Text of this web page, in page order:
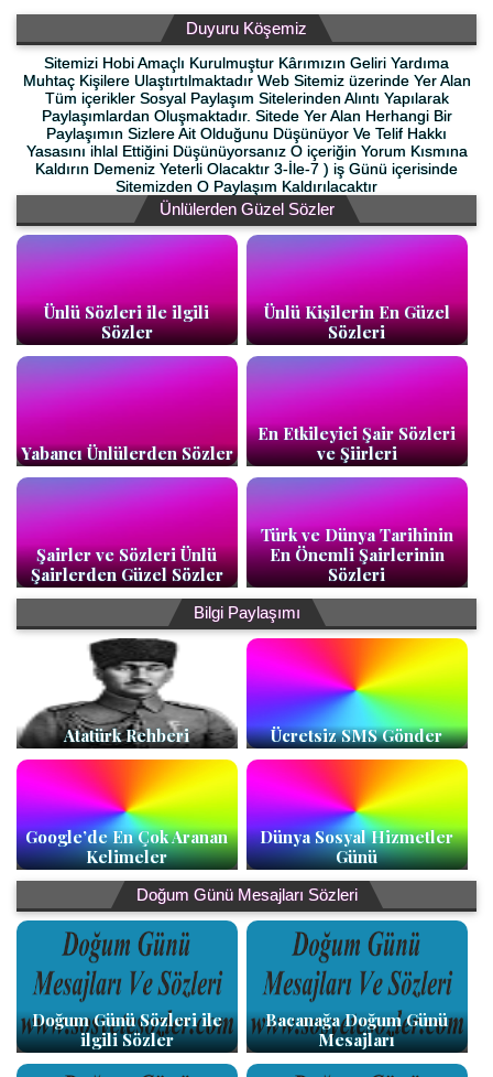
Duyuru Köşemiz
Sitemizi Hobi Amaçlı Kurulmuştur Kârımızın Geliri Yardıma
Muhtaç Kişilere Ulaştırtılmaktadır Web Sitemiz üzerinde Yer Alan
Tüm içerikler Sosyal Paylaşım Sitelerinden Alıntı Yapılarak
Paylaşımlardan Oluşmaktadır. Sitede Yer Alan Herhangi Bir
Paylaşımın Sizlere Ait Olduğunu Düşünüyor Ve Telif Hakkı
Yasasını ihlal Ettiğini Düşünüyorsanız O içeriğin Yorum Kısmına
Kaldırın Demeniz Yeterli Olacaktır 3-İle-7 ) iş Günü içerisinde
Sitemizden O Paylaşım Kaldırılacaktır
Ünlülerden Güzel Sözler
Ünlü Sözleri ile ilgili
Sözler
Ünlü Kişilerin En Güzel
Sözleri
Yabancı Ünlülerden Sözler
En Etkileyici Şair Sözleri
ve Şiirleri
Şairler ve Sözleri Ünlü
Şairlerden Güzel Sözler
Türk ve Dünya Tarihinin
En Önemli Şairlerinin
Sözleri
Bilgi Paylaşımı
Atatürk Rehberi Ücretsiz SMS Gönder
Google’de En Çok Aranan
Kelimeler
Dünya Sosyal Hizmetler
Günü
Doğum Günü Mesajları Sözleri
Doğum Günü Sözleri ile
ilgili Sözler
Bacanağa Doğum Günü
Mesajları